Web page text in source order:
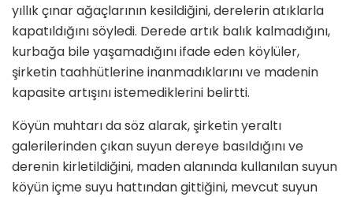
yıllık çınar ağaçlarının kesildiğini, derelerin atıklarla
kapatıldığını söyledi. Derede artık balık kalmadığını,
kurbağa bile yaşamadığını ifade eden köylüler,
şirketin taahhütlerine inanmadıklarını ve madenin
kapasite artışını istemediklerini belirtti.
Köyün muhtarı da söz alarak, şirketin yeraltı
galerilerinden çıkan suyun dereye basıldığını ve
derenin kirletildiğini, maden alanında kullanılan suyun
köyün içme suyu hattından gittiğini, mevcut suyun